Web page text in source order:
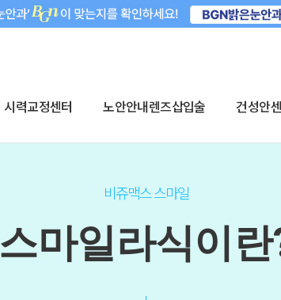
시력교정센터 노안안내렌즈삽입술 건성안
비쥬맥스 스마일
스마일라식이란